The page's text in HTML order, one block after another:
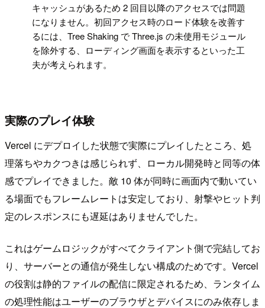
キャッシュがあるため 2 回目以降のアクセスでは問題
になりません。初回アクセス時のロード体験を改善す
るには、Tree Shaking で Three.js の未使用モジュール
を除外する、ローディング画面を表示するといった工
夫が考えられます。
実際のプレイ体験
Vercel にデプロイした状態で実際にプレイしたところ、処
理落ちやカクつきは感じられず、ローカル開発時と同等の体
感でプレイできました。敵 10 体が同時に画面内で動いてい
る場面でもフレームレートは安定しており、射撃やヒット判
定のレスポンスにも遅延はありませんでした。
これはゲームロジックがすべてクライアント側で完結してお
り、サーバーとの通信が発生しない構成のためです。Vercel
の役割は静的ファイルの配信に限定されるため、ランタイム
の処理性能はユーザーのブラウザとデバイスにのみ依存しま